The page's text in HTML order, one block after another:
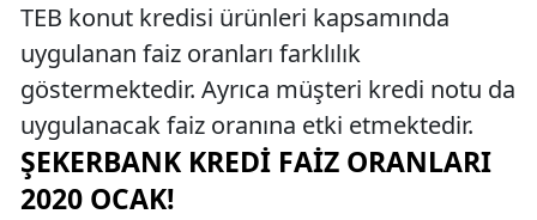
TEB konut kredisi ürünleri kapsamında
uygulanan faiz oranları farklılık
göstermektedir. Ayrıca müşteri kredi notu da
uygulanacak faiz oranına etki etmektedir.
ŞEKERBANK KREDI FAIZ ORANLARI
2020 OCAK!